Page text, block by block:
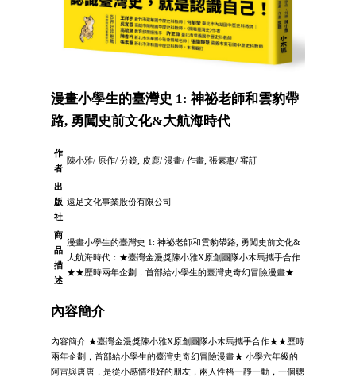
漫畫小學生的臺灣史 1: 神祕老師和雲豹帶
路, 勇闖史前文化&大航海時代
作
者
陳小雅/ 原作/ 分鏡; 皮鹿/ 漫畫/ 作畫; 張素惠/ 審訂
出
版
社
遠足文化事業股份有限公司
商
品
描
述
漫畫小學生的臺灣史 1: 神祕老師和雲豹帶路, 勇闖史前文化&
大航海時代：★臺灣金漫獎陳小雅X原創團隊小木馬攜手合作
★★歷時兩年企劃，首部給小學生的臺灣史奇幻冒險漫畫★
內容簡介
內容簡介 ★臺灣金漫獎陳小雅X原創團隊小木馬攜手合作★★歷時
兩年企劃，首部給小學生的臺灣史奇幻冒險漫畫★ 小學六年級的
阿雷與唐唐，是從小感情很好的朋友，兩人性格一靜一動，一個聰